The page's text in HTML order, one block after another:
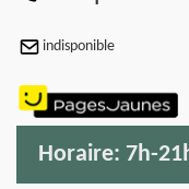
indisponible
Horaire: 7h-